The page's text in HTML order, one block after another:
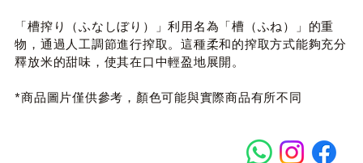
「槽搾り（ふなしぼり）」利用名為「槽（ふね）」的重
物，通過人工調節進行搾取。這種柔和的搾取方式能夠充分
釋放米的甜味，使其在口中輕盈地展開。
*商品圖片僅供參考，顏色可能與實際商品有所不同